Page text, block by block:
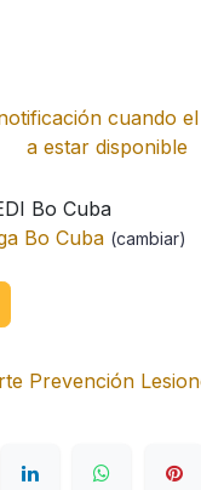
cuando
a estar disponible
Bo Cuba
Bo Cuba (cambiar)
Prevención